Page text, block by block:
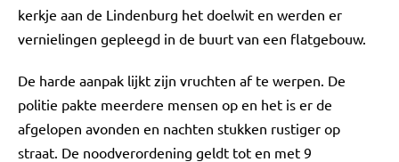
kerkje aan de Lindenburg het doelwit en werden er
vernielingen gepleegd in de buurt van een flatgebouw.
De harde aanpak lijkt zijn vruchten af te werpen. De
politie pakte meerdere mensen op en het is er de
afgelopen avonden en nachten stukken rustiger op
straat. De noodverordening geldt tot en met 9